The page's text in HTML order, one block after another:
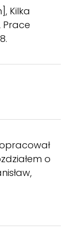
Kilka
Prace
opracował
o